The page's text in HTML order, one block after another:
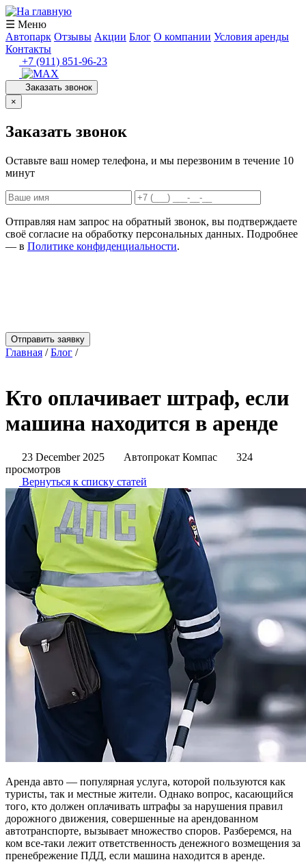
☰ Меню
Автопарк Отзывы Акции Блог О компании Условия аренды
Контакты
+7 (911) 851-96-23
Заказать звонок
×
Заказать звонок
Оставьте ваш номер телефона, и мы перезвоним в течение 10
минут
Отправляя нам запрос на обратный звонок, вы подтверждаете
своё согласие на обработку персональных данных. Подробнее
— в Политике конфиденциальности.
Отправить заявку
Главная / Блог /
Кто оплачивает штраф, если
машина находится в аренде
23 December 2025 Автопрокат Компас
324
просмотров
Вернуться к списку статей
Аренда авто — популярная услуга, которой пользуются как
туристы, так и местные жители. Однако вопрос, касающийся
того, кто должен оплачивать штрафы за нарушения правил
дорожного движения, совершенные на арендованном
автотранспорте, вызывает множество споров. Разберемся, на
ком все-таки лежит ответственность денежного возмещения за
пренебрежение ПДД, если машина находится в аренде.